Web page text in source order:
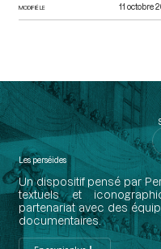
MODIFIÉ LE 11 octobre
Les perséides
Un dispositif pensé par
textuels et
partenariat avec des
documentaires.